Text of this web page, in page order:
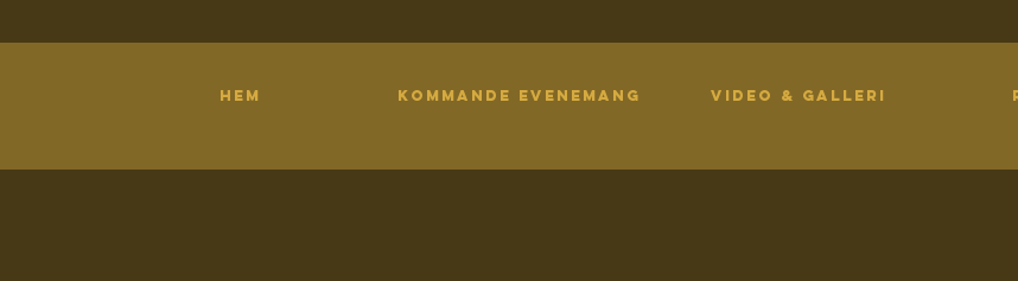
HEM KOMMANDE EVENEMANG VIDEO & GALLERI